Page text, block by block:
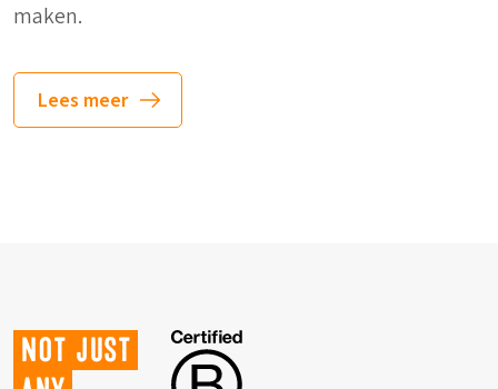
maken.
Lees meer
Not just